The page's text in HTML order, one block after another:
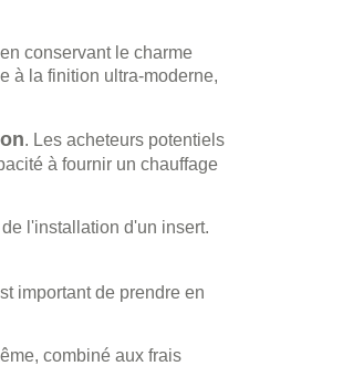
conservant le charme
à la finition ultra-moderne,
. Les acheteurs potentiels
à fournir un chauffage
l'installation d'un insert.
important de prendre en
combiné aux frais